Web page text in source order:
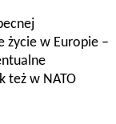
życie w Europie –
też w NATO